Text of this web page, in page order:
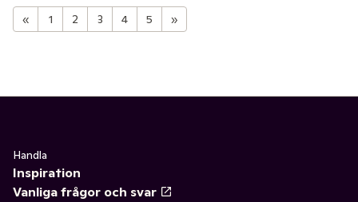
« 1 2 3 4 5 »
Handla
Inspiration
Vanliga frågor och svar